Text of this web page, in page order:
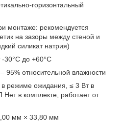
горизонтальный
монтаже: рекомендуется
на зазоры между стеной и
силикат натрия)
30°C до +60°C
95% относительной влажности
режиме ожидания, ≤ 3 Вт в
в комплекте, работает от
мм × 33,80 мм